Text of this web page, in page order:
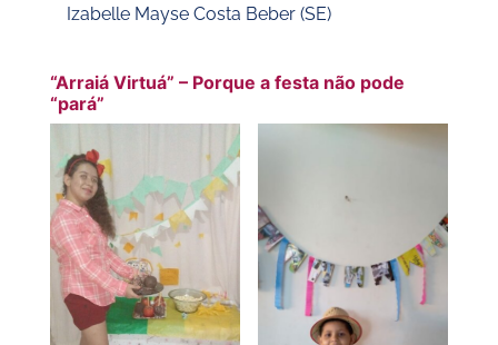
Izabelle Mayse Costa Beber (SE)
“Arraiá Virtuá” – Porque a festa não pode
“pará”